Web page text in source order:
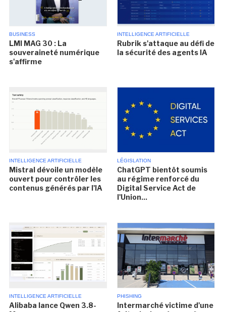
BUSINESS
LMI MAG 30 : La
souveraineté numérique
s'affirme
INTELLIGENCE ARTIFICIELLE
Rubrik s'attaque au défi de
la sécurité des agents IA
INTELLIGENCE ARTIFICIELLE
Mistral dévoile un modèle
ouvert pour contrôler les
contenus générés par l'IA
LÉGISLATION
ChatGPT bientôt soumis
au régime renforcé du
Digital Service Act de
l'Union...
INTELLIGENCE ARTIFICIELLE
Alibaba lance Qwen 3.8-
PHISHING
Intermarché victime d'une